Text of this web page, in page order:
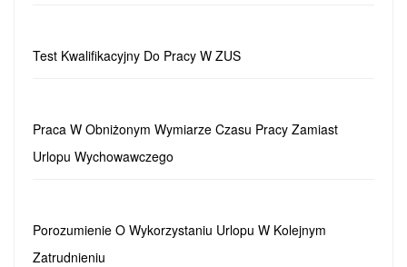
Test Kwalifikacyjny Do Pracy W ZUS
Praca W Obniżonym Wymiarze Czasu Pracy Zamiast
Urlopu Wychowawczego
Porozumienie O Wykorzystaniu Urlopu W Kolejnym
Zatrudnieniu